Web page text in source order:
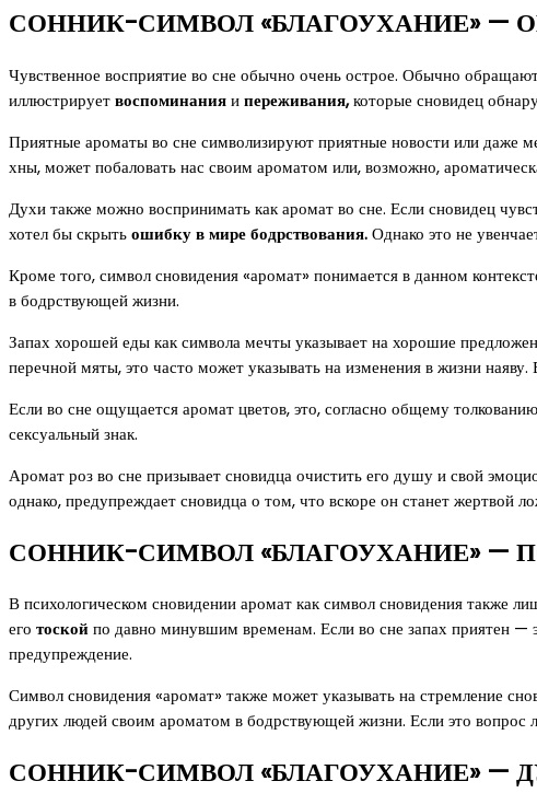
СОННИК-СИМВОЛ «БЛАГОУХАНИЕ» —
Чувственное восприятие во сне обычно очень острое. Обычно
иллюстрируетвоспоминанияипереживания,которые сновидец
Приятные ароматы во сне символизируют приятные новости или даже
хны, может побаловать нас своим ароматом или, возможно,
Духи также можно воспринимать как аромат во сне. Если сновидец
хотел бы скрытьошибку в мире бодрствования.Однако это не
Кроме того, символ сновидения «аромат» понимается в данном
в бодрствующей жизни.
Запах хорошей еды как символа мечты указывает на хорошие
перечной мяты, это часто может указывать на изменения в жизни
Если во сне ощущается аромат цветов, это, согласно общему
сексуальный знак.
Аромат роз во сне призывает сновидца очистить его душу и свой
однако, предупреждает сновидца о том, что вскоре он станет жертвой
СОННИК-СИМВОЛ «БЛАГОУХАНИЕ» —
В психологическом сновидении аромат как символ сновидения также
его тоскойпо давно минувшим временам. Если во сне запах приятен —
предупреждение.
Символ сновидения «аромат» также может указывать на стремление
других людей своим ароматом в бодрствующей жизни. Если это вопрос
СОННИК-СИМВОЛ «БЛАГОУХАНИЕ» —